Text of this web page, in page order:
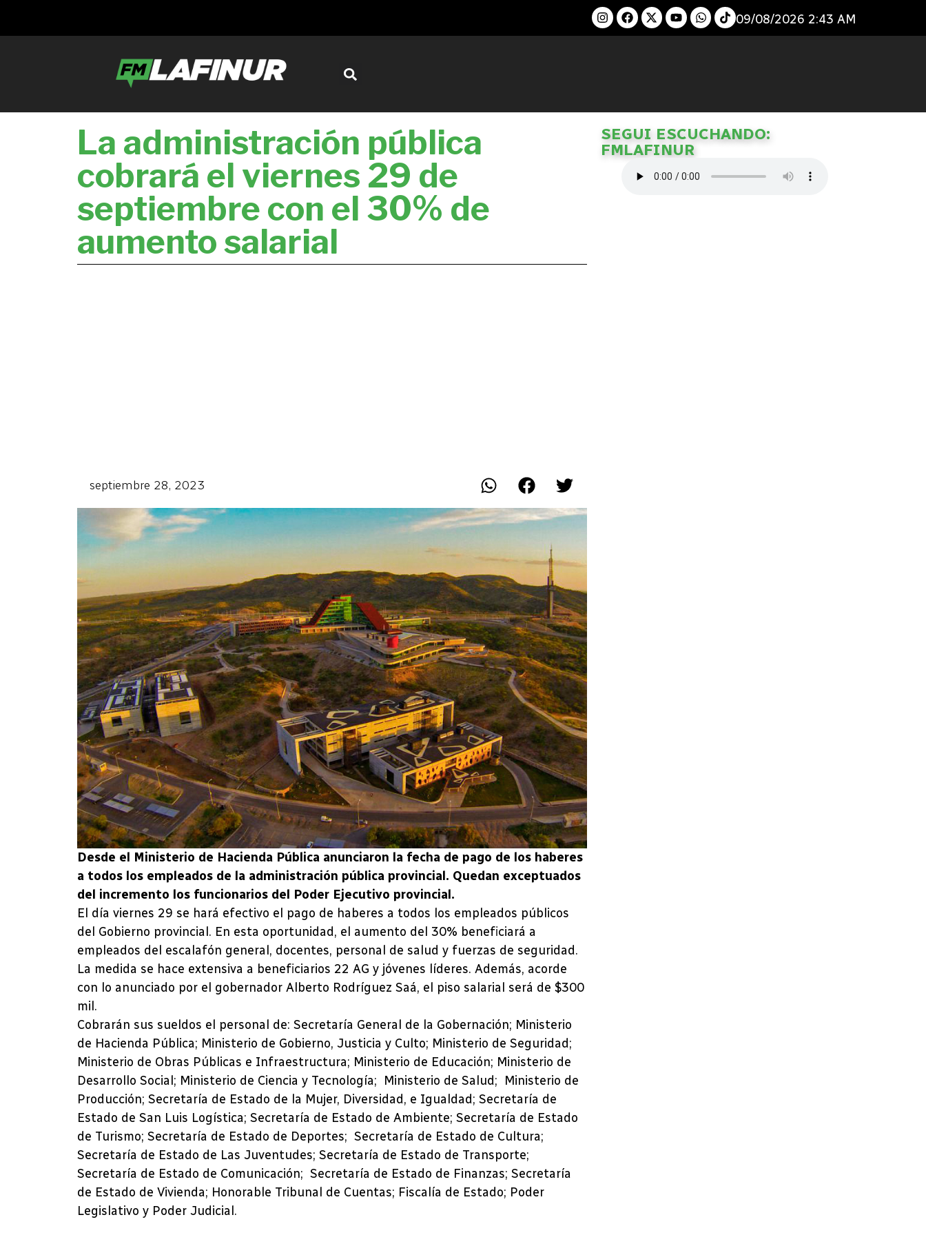
09/08/2026 2:43 AM
La administración pública
cobrará el viernes 29 de
septiembre con el 30% de
aumento salarial
septiembre 28, 2023
Desde el Ministerio de Hacienda Pública anunciaron la fecha de pago de los haberes
a todos los empleados de la administración pública provincial. Quedan exceptuados
del incremento los funcionarios del Poder Ejecutivo provincial.
El día viernes 29 se hará efectivo el pago de haberes a todos los empleados públicos
del Gobierno provincial. En esta oportunidad, el aumento del 30% beneficiará a
empleados del escalafón general, docentes, personal de salud y fuerzas de seguridad.
La medida se hace extensiva a beneficiarios 22 AG y jóvenes líderes. Además, acorde
con lo anunciado por el gobernador Alberto Rodríguez Saá, el piso salarial será de $300
mil.
Cobrarán sus sueldos el personal de: Secretaría General de la Gobernación; Ministerio
de Hacienda Pública; Ministerio de Gobierno, Justicia y Culto; Ministerio de Seguridad;
Ministerio de Obras Públicas e Infraestructura; Ministerio de Educación; Ministerio de
Desarrollo Social; Ministerio de Ciencia y Tecnología; Ministerio de Salud; Ministerio de
Producción; Secretaría de Estado de la Mujer, Diversidad, e Igualdad; Secretaría de
Estado de San Luis Logística; Secretaría de Estado de Ambiente; Secretaría de Estado
de Turismo; Secretaría de Estado de Deportes; Secretaría de Estado de Cultura;
Secretaría de Estado de Las Juventudes; Secretaría de Estado de Transporte;
Secretaría de Estado de Comunicación; Secretaría de Estado de Finanzas; Secretaría
de Estado de Vivienda; Honorable Tribunal de Cuentas; Fiscalía de Estado; Poder
Legislativo y Poder Judicial.
SEGUI ESCUCHANDO:
FMLAFINUR